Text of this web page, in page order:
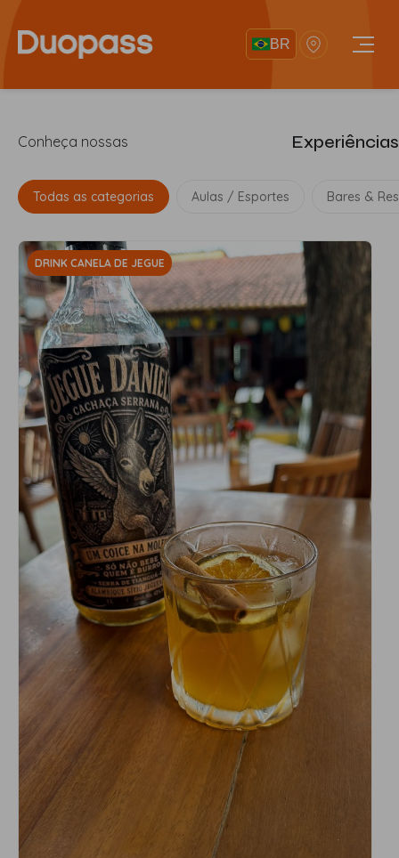
BR
Conheça nossas Experiências
Todas as categorias Aulas / Esportes Bares &
DRINK CANELA DE JEGUE